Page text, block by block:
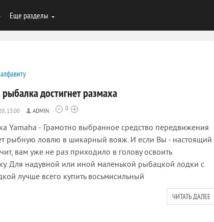
Еще разделы
алфавиту
достигнет размаха
13:00 ADMIN 0
Yamaha - Грамотно выбранное средство передвижения
рыбную ловлю в шикарный вояж. И если Вы - настоящий
вам уже не раз приходило в голову освоить
Для надувной или иной маленькой рыбацкой лодки с
лучше всего купить восьмисильный
ЧИТАТЬ ДАЛЕЕ